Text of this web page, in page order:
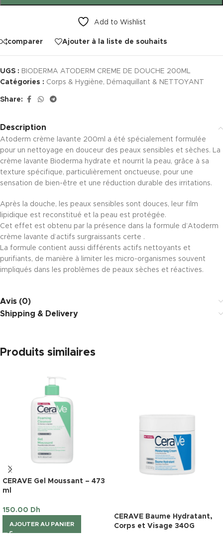
Add to Wishlist
comparer Ajouter à la liste de souhaits
UGS : BIODERMA ATODERM CREME DE DOUCHE 200ML
Catégories : Corps & Hygiène, Démaquillant & NETTOYANT
Share:
Description
Atoderm crème lavante 200ml a été spécialement formulée
pour un nettoyage en douceur des peaux sensibles et sèches. La
crème lavante Bioderma hydrate et nourrit la peau, grâce à sa
texture spécifique, particulièrement onctueuse, pour une
sensation de bien-être et une réduction durable des irritations.
Après la douche, les peaux sensibles sont douces, leur film
lipidique est reconstitué et la peau est protégée.
Cet effet est obtenu par la présence dans la formule d’Atoderm
crème lavante d’actifs surgraissants certe .
La formule contient aussi différents actifs nettoyants et
purifiants, de manière à limiter les micro-organismes souvent
impliqués dans les problèmes de peaux sèches et réactives.
Avis (0)
Shipping & Delivery
Produits similaires
CERAVE Gel Moussant – 473
ml
150.00 Dh
AJOUTER AU PANIER
CERAVE Baume Hydratant,
Corps et Visage 340G